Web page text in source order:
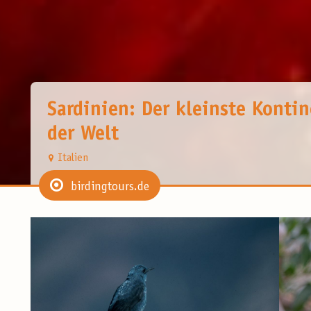
Sardinien: Der kleinste
der Welt
Italien
birdingtours.de